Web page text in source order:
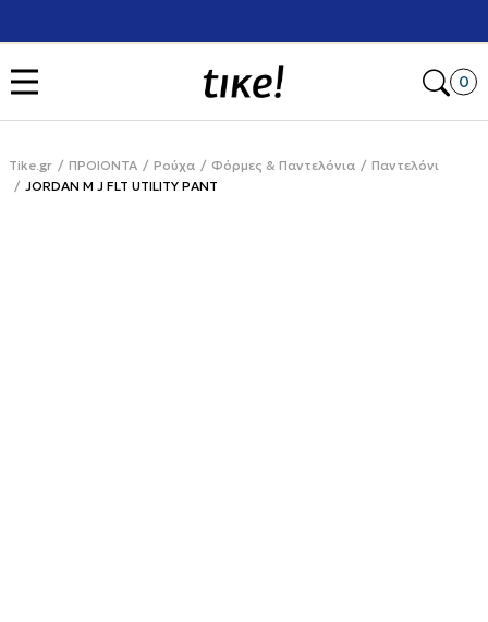
0
Tike.gr ΠΡΟΙΟΝΤΑ Ρούχα Φόρμες & Παντελόνια
Παντελόνι
JORDAN M J FLT UTILITY PANT